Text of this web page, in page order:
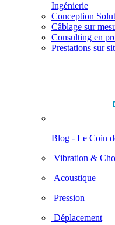
Ingénierie
Conception
Câblage sur
Consulting en
Prestations sur
Blog - Le Coin
Vibration &
Acoustique
Pression
Déplacement